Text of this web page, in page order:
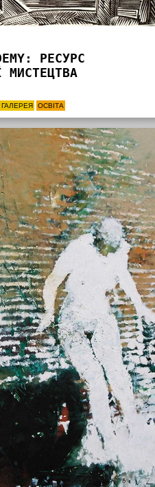
РЕСУРС
МИСТЕЦТВА
ГАЛЕРЕЯ ОСВІТА